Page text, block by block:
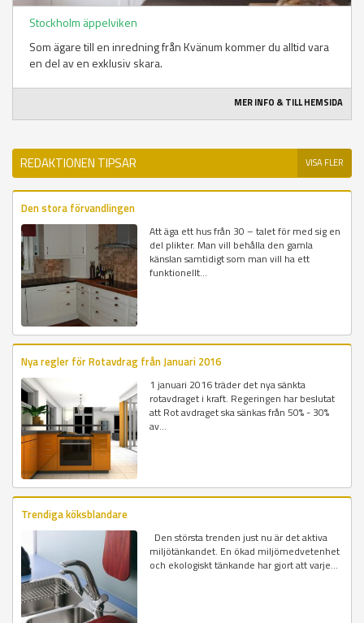
Stockholm äppelviken
Som ägare till en inredning från Kvänum kommer du alltid vara
en del av en exklusiv skara.
MER INFO & TILL HEMSIDA
REDAKTIONEN TIPSAR VISA FLER
Den stora förvandlingen
Att äga ett hus från 30 – talet för med sig en
del plikter. Man vill behålla den gamla
känslan samtidigt som man vill ha ett
funktionellt...
Nya regler för Rotavdrag från Januari 2016
1 januari 2016 träder det nya sänkta
rotavdraget i kraft. Regeringen har beslutat
att Rot avdraget ska sänkas från 50% - 30%
av...
Trendiga köksblandare
Den största trenden just nu är det aktiva
miljötänkandet. En ökad miljömedvetenhet
och ekologiskt tänkande har gjort att varje...